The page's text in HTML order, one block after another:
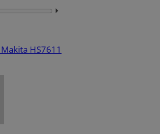
⏵︎
HS7611